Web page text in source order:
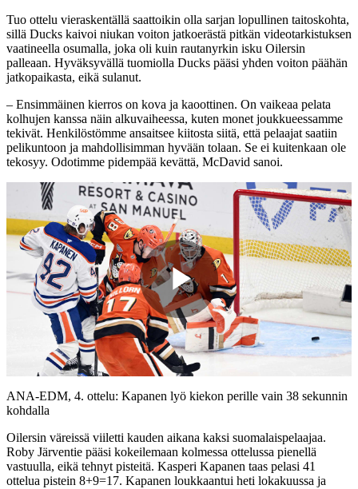
Tuo ottelu vieraskentällä saattoikin olla sarjan lopullinen taitoskohta,
sillä Ducks kaivoi niukan voiton jatkoerästä pitkän videotarkistuksen
vaatineella osumalla, joka oli kuin rautanyrkin isku Oilersin
palleaan. Hyväksyvällä tuomiolla Ducks pääsi yhden voiton päähän
jatkopaikasta, eikä sulanut.
– Ensimmäinen kierros on kova ja kaoottinen. On vaikeaa pelata
kolhujen kanssa näin alkuvaiheessa, kuten monet joukkueessamme
tekivät. Henkilöstömme ansaitsee kiitosta siitä, että pelaajat saatiin
pelikuntoon ja mahdollisimman hyvään tolaan. Se ei kuitenkaan ole
tekosyy. Odotimme pidempää kevättä, McDavid sanoi.
Play
Video
ANA-EDM, 4. ottelu: Kapanen lyö kiekon perille vain 38 sekunnin
kohdalla
Oilersin väreissä viiletti kauden aikana kaksi suomalaispelaajaa.
Roby Järventie pääsi kokeilemaan kolmessa ottelussa pienellä
vastuulla, eikä tehnyt pisteitä. Kasperi Kapanen taas pelasi 41
ottelua pistein 8+9=17. Kapanen loukkaantui heti lokakuussa ja